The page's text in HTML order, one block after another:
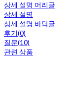
상세 설명 머리글
상세 설명
상세 설명 바닥글
후기(0)
질문(10)
관련 상품